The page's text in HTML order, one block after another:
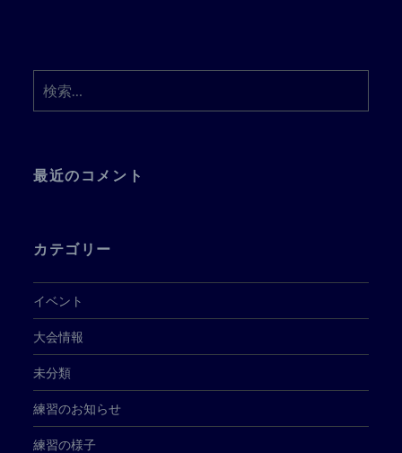
索:
最近のコメント
カテゴリー
イベント
大会情報
未分類
練習のお知らせ
練習の様子